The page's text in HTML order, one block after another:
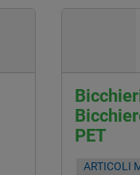
PET
ARTICOLI